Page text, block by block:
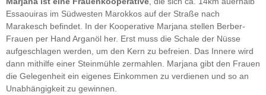
Essaouiras im Südwesten Marokkos auf der Straße nach
Marakesch befindet. In der Kooperative Marjana stellen Berber-
Frauen per Hand Arganöl her. Erst muss die Schale der Nüsse
aufgeschlagen werden, um den Kern zu befreien. Das Innere wird
dann mithilfe einer Steinmühle zermahlen. Marjana gibt den Frauen
die Gelegenheit ein eigenes Einkommen zu verdienen und so an
Unabhängigkeit zu gewinnen.